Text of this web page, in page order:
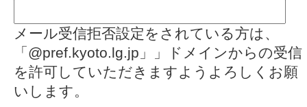
メール受信拒否設定をされている方は、
「@pref.kyoto.lg.jp」」ドメインからの受信
を許可していただきますようよろしくお願
いします。